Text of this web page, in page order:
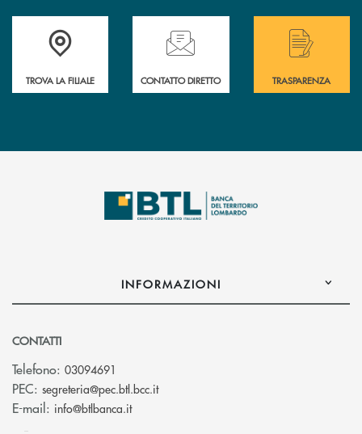
Accedi all' elenco completo delle filiali .
TROVA LA FILIALE
Hai bisogno di assistenza immediata?
CONTATTO DIRETTO
Hai bisogno di
TRASPARENZA
INFORMAZIONI
CONTATTI
Telefono: 03094691
PEC: segreteria@pec.btl.bcc.it(si apre l’app di posta elettronica)
E-mail: info@btlbanca.it(si apre l’app di posta elettronica)